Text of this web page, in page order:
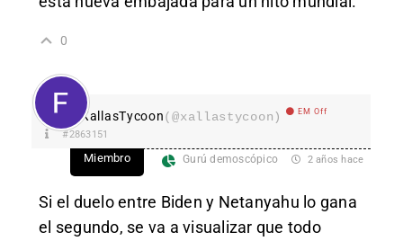
0
XallasTycoon(@xallastycoon) EM Off
#2863151
Miembro Gurú demoscópico 2 años hace
Si el duelo entre Biden y Netanyahu lo gana
el segundo, se va a visualizar que todo